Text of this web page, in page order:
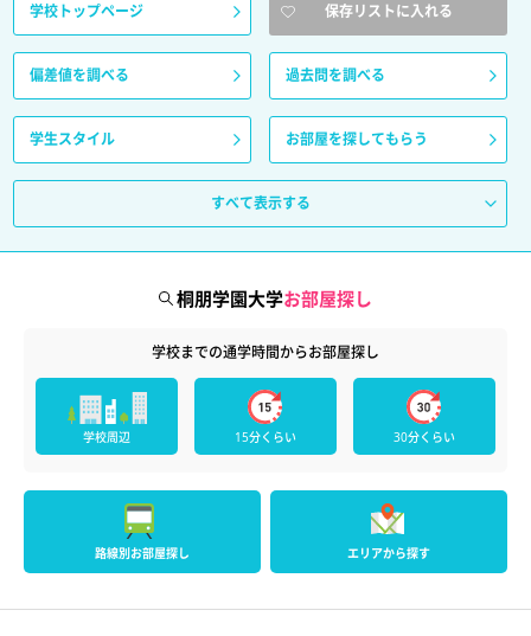
学校トップページ 保存リストに入れる
偏差値を調べる 過去問を調べる
学生スタイル お部屋を探してもらう
すべて表示する
桐朋学園大学お部屋探し
学校までの通学時間からお部屋探し
学校周辺 15分くらい 30分くらい
路線別お部屋探し エリアから探す